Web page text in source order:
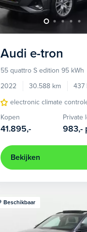
Audi e-tron
55 quattro S edition 95 kWh
2022
30.588 km 437
electronic climate
Kopen
41.895,-
Private
983,-
Bekijken
Beschikbaar